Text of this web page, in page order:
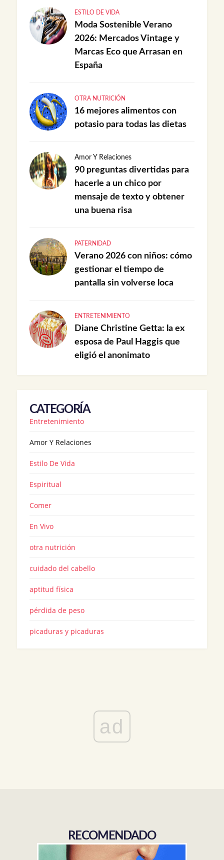
ESTILO DE VIDA
Moda Sostenible Verano
2026: Mercados Vintage y
Marcas Eco que Arrasan en
España
OTRA NUTRICIÓN
16 mejores alimentos con
potasio para todas las dietas
Amor Y Relaciones
90 preguntas divertidas para
hacerle a un chico por
mensaje de texto y obtener
una buena risa
PATERNIDAD
Verano 2026 con niños: cómo
gestionar el tiempo de
pantalla sin volverse loca
ENTRETENIMIENTO
Diane Christine Getta: la ex
esposa de Paul Haggis que
eligió el anonimato
CATEGORÍA
Entretenimiento
Amor Y Relaciones
Estilo De Vida
Espiritual
Comer
En Vivo
otra nutrición
cuidado del cabello
aptitud física
pérdida de peso
picaduras y picaduras
ad
RECOMENDADO